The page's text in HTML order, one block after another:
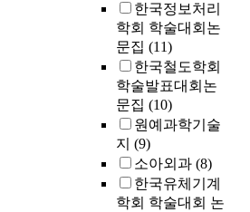
한국정보처리
학회 학술대회논
문집 (11)
한국철도학회
학술발표대회논
문집 (10)
원예과학기술
지 (9)
소아외과 (8)
한국유체기계
학회 학술대회 논